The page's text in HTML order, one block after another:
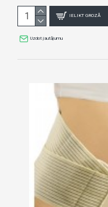
IELIKT GROZĀ
Uzdot jautājumu